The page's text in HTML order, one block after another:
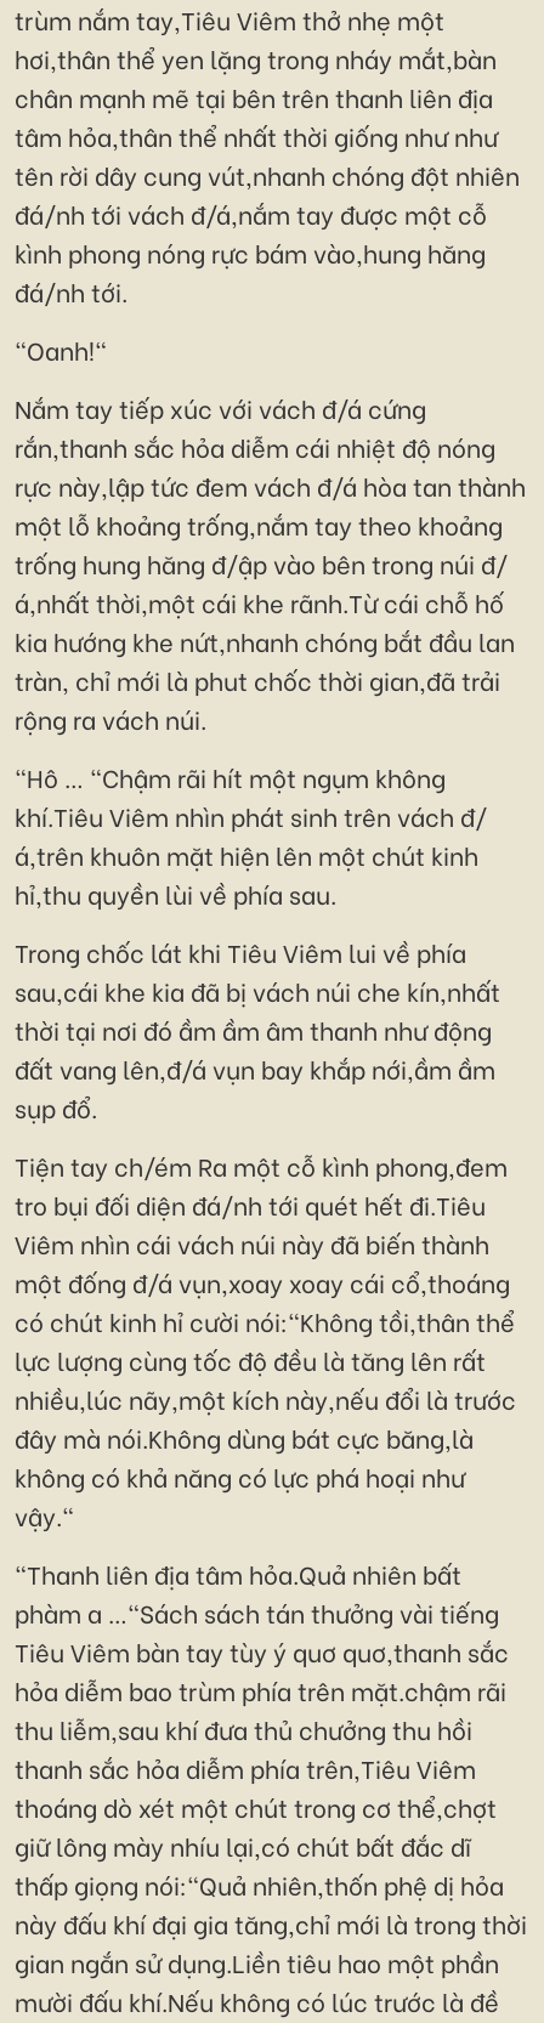
trùm nắm tay,Tiêu Viêm thở nhẹ một
hơi,thân thể yen lặng trong nháy mắt,bàn
chân mạnh mẽ tại bên trên thanh liên địa
tâm hỏa,thân thể nhất thời giống như như
tên rời dây cung vút,nhanh chóng đột nhiên
đá/nh tới vách đ/á,nắm tay được một cỗ
kình phong nóng rực bám vào,hung hăng
đá/nh tới.
"Oanh!"
Nắm tay tiếp xúc với vách đ/á cứng
rắn,thanh sắc hỏa diễm cái nhiệt độ nóng
rực này,lập tức đem vách đ/á hòa tan thành
một lỗ khoảng trống,nắm tay theo khoảng
trống hung hăng đ/ập vào bên trong núi đ/
á,nhất thời,một cái khe rãnh.Từ cái chỗ hố
kia hướng khe nứt,nhanh chóng bắt đầu lan
tràn, chỉ mới là phut chốc thời gian,đã trải
rộng ra vách núi.
"Hô … "Chậm rãi hít một ngụm không
khí.Tiêu Viêm nhìn phát sinh trên vách đ/
á,trên khuôn mặt hiện lên một chút kinh
hỉ,thu quyền lùi về phía sau.
Trong chốc lát khi Tiêu Viêm lui về phía
sau,cái khe kia đã bị vách núi che kín,nhất
thời tại nơi đó ầm ầm âm thanh như động
đất vang lên,đ/á vụn bay khắp nới,ầm ầm
sụp đổ.
Tiện tay ch/ém Ra một cỗ kình phong,đem
tro bụi đối diện đá/nh tới quét hết đi.Tiêu
Viêm nhìn cái vách núi này đã biến thành
một đống đ/á vụn,xoay xoay cái cổ,thoáng
có chút kinh hỉ cười nói:"Không tồi,thân thể
lực lượng cùng tốc độ đều là tăng lên rất
nhiều,lúc nãy,một kích này,nếu đổi là trước
đây mà nói.Không dùng bát cực băng,là
không có khả năng có lực phá hoại như
vậy."
"Thanh liên địa tâm hỏa.Quả nhiên bất
phàm a …"Sách sách tán thưởng vài tiếng
Tiêu Viêm bàn tay tùy ý quơ quơ,thanh sắc
hỏa diễm bao trùm phía trên mặt.chậm rãi
thu liễm,sau khí đưa thủ chưởng thu hồi
thanh sắc hỏa diễm phía trên,Tiêu Viêm
thoáng dò xét một chút trong cơ thể,chợt
giữ lông mày nhíu lại,có chút bất đắc dĩ
thấp giọng nói:"Quả nhiên,thốn phệ dị hỏa
này đấu khí đại gia tăng,chỉ mới là trong thời
gian ngắn sử dụng.Liền tiêu hao một phần
mười đấu khí.Nếu không có lúc trước là đề